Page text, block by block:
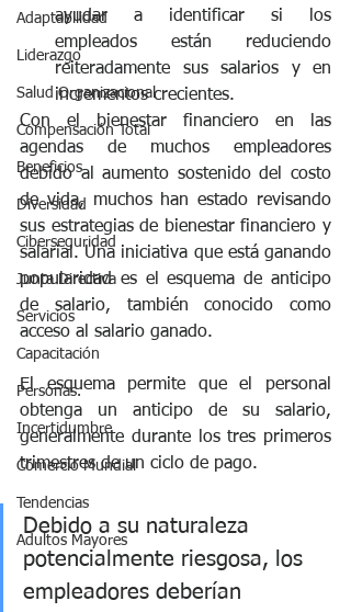
Adaptabilidad
Liderazgo
Salud Organizacional
Compensación Total
Beneficios
Diversidad
Ciberseguridad
Junta Directiva
Servicios
Capacitación
Personas.
Incertidumbre
Comercio Mundial
Tendencias
Adultos Mayores
ayudar a identificar si los
empleados están reduciendo
reiteradamente sus salarios y en
incrementos crecientes.
Con el bienestar financiero en las
agendas de muchos empleadores
debido al aumento sostenido del costo
de vida, muchos han estado revisando
sus estrategias de bienestar financiero y
salarial. Una iniciativa que está ganando
popularidad es el esquema de anticipo
de salario, también conocido como
acceso al salario ganado.
El esquema permite que el personal
obtenga un anticipo de su salario,
generalmente durante los tres primeros
trimestres de un ciclo de pago.
Debido a su naturaleza
potencialmente riesgosa, los
empleadores deberían